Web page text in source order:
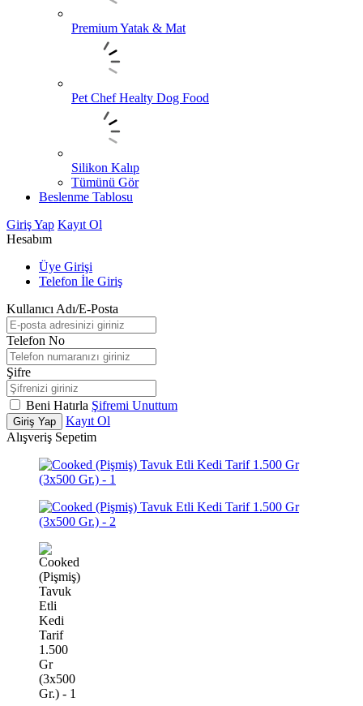
Premium Yatak & Mat
Pet Chef Healty Dog Food
Silikon Kalıp
Tümünü Gör
Beslenme Tablosu
Giriş Yap Kayıt Ol
Hesabım
Üye Girişi
Telefon İle Giriş
Kullanıcı Adı/E-Posta
Telefon No
Şifre
Beni Hatırla Şifremi Unuttum
Giriş Yap
Kayıt Ol
Alışveriş Sepetim